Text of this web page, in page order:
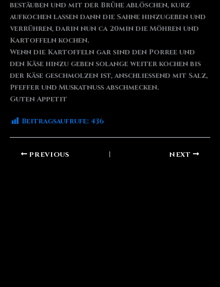
bestäuben und mit der Brühe ablöschen, kurz
aufkochen lassen dann die Sahne hinzugeben und
verrühren, darin nun ca 20min die Möhren und
Kartoffeln kochen.
Wenn die Kartoffeln gar sind den Porree und
den Käse hinzu geben solange weiter kochen bis
der Käse geschmolzen ist, anschließend mit Salz,
Pfeffer und Muskatnuss abschmecken.
Guten Appetit
Beitragsaufrufe: 436
PREVIOUS NEXT